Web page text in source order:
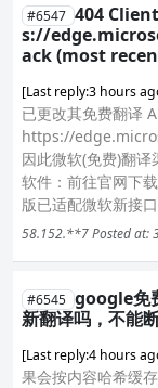
#6547 404
s://
ack (most
[Last reply:3 hours
已更改其免费翻译
https://
因此微软(免费)翻
软件：前往官网下
版已适配微软新接
58.152.**7Posted at:
#6545 google免
新翻译吗，不能
[Last reply:4 hours
果会按内容哈希缓